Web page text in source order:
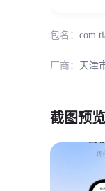
包名：
厂商： 天津
截图预览